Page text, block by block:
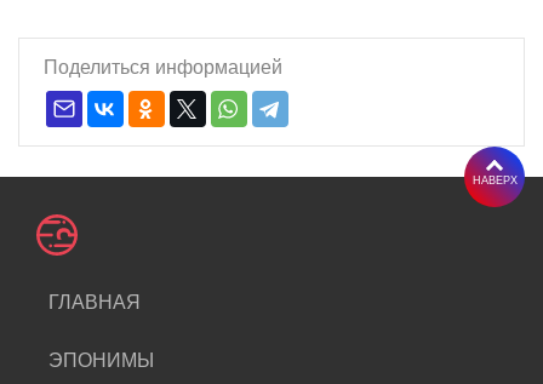
Поделиться информацией
ГЛАВНАЯ
ЭПОНИМЫ
НАВЕРХ